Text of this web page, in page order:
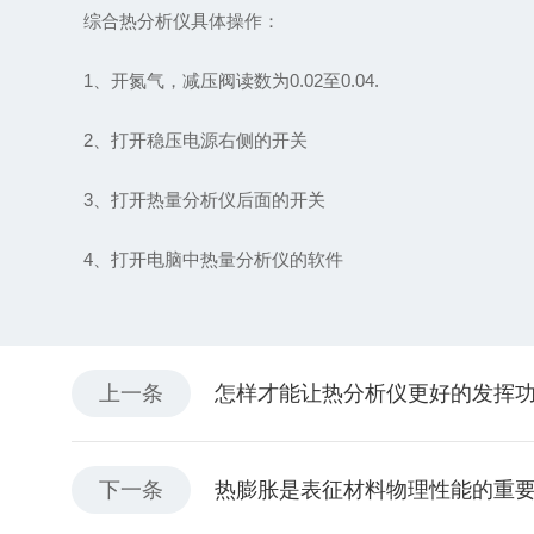
综合热分析仪具体操作：
1、开氮气，减压阀读数为0.02至0.04.
2、打开稳压电源右侧的开关
3、打开热量分析仪后面的开关
4、打开电脑中热量分析仪的软件
上一条 怎样才能让热分析仪更好的发挥
下一条 热膨胀是表征材料物理性能的重